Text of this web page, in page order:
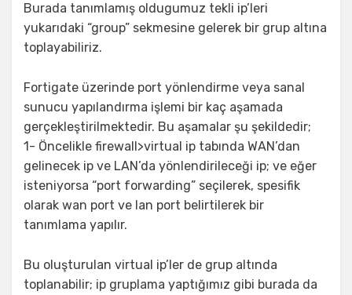
Burada tanımlamış oldugumuz tekli ip’leri
yukarıdaki “group” sekmesine gelerek bir grup altına
toplayabiliriz.
Fortigate üzerinde port yönlendirme veya sanal
sunucu yapılandırma işlemi bir kaç aşamada
gerçekleştirilmektedir. Bu aşamalar şu şekildedir;
1- Öncelikle firewall>virtual ip tabında WAN’dan
gelinecek ip ve LAN’da yönlendirileceği ip; ve eğer
isteniyorsa “port forwarding” seçilerek, spesifik
olarak wan port ve lan port belirtilerek bir
tanımlama yapılır.
Bu oluşturulan virtual ip’ler de grup altında
toplanabilir; ip gruplama yaptığımız gibi burada da